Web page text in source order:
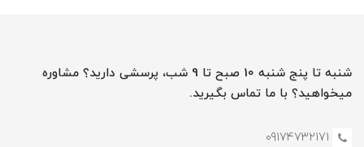
شنبه تا پنج شنبه 10 صبح تا 9 شب، پرسشی دارید؟ مشاوره
میخواهید؟ با ما تماس بگیرید.
09174732171